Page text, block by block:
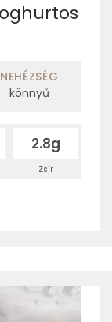
NEHÉZSÉG
könnyű
2.8g
Zsír